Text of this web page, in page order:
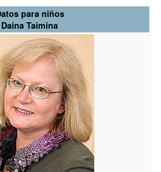
para niños
Daina Taimina